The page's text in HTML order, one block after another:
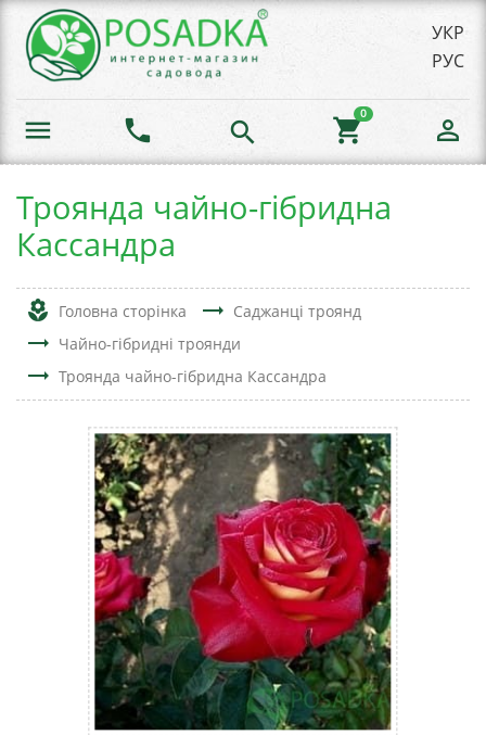
УКР
РУС
menu phone search shopping_cart
0
person_outline
Троянда чайно-гібридна
Кассандра
local_florist Головна сторінка trending_flat Саджанці троянд
trending_flat Чайно-гібридні троянди
trending_flat Троянда чайно-гібридна Кассандра